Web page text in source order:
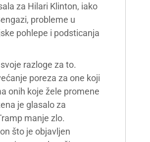
za Hilari Klinton, iako
probleme u
pohlepe i podsticanja
razloge za to.
poreza za one koji
onih koje žele promene
je glasalo za
manje zlo.
što je objavljen